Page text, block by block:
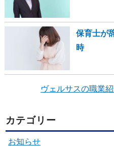
保育士が
時
ヴェルサスの職業
カテゴリー
お知らせ